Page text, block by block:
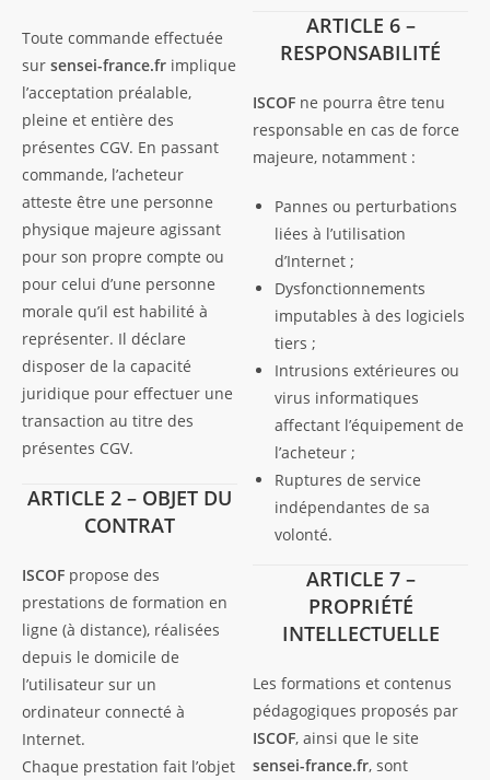
Toute commande effectuée
sur sensei-france.fr implique
l’acceptation préalable,
pleine et entière des
présentes CGV. En passant
commande, l’acheteur
atteste être une personne
physique majeure agissant
pour son propre compte ou
pour celui d’une personne
morale qu’il est habilité à
représenter. Il déclare
disposer de la capacité
juridique pour effectuer une
transaction au titre des
présentes CGV.
ARTICLE 2 – OBJET DU
CONTRAT
ISCOF propose des
prestations de formation en
ligne (à distance), réalisées
depuis le domicile de
l’utilisateur sur un
ordinateur connecté à
Internet.
Chaque prestation fait l’objet
ARTICLE 6 –
RESPONSABILITÉ
ISCOF ne pourra être tenu
responsable en cas de force
majeure, notamment :
Pannes ou perturbations
liées à l’utilisation
d’Internet ;
Dysfonctionnements
imputables à des logiciels
tiers ;
Intrusions extérieures ou
virus informatiques
affectant l’équipement de
l’acheteur ;
Ruptures de service
indépendantes de sa
volonté.
ARTICLE 7 –
PROPRIÉTÉ
INTELLECTUELLE
Les formations et contenus
pédagogiques proposés par
ISCOF, ainsi que le site
sensei-france.fr, sont